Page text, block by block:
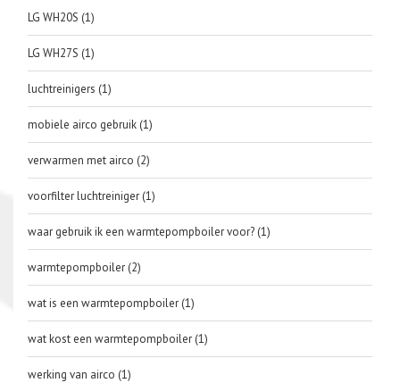
LG WH20S (1)
LG WH27S (1)
luchtreinigers (1)
mobiele airco gebruik (1)
verwarmen met airco (2)
voorfilter luchtreiniger (1)
waar gebruik ik een warmtepompboiler voor? (1)
warmtepompboiler (2)
wat is een warmtepompboiler (1)
wat kost een warmtepompboiler (1)
werking van airco (1)